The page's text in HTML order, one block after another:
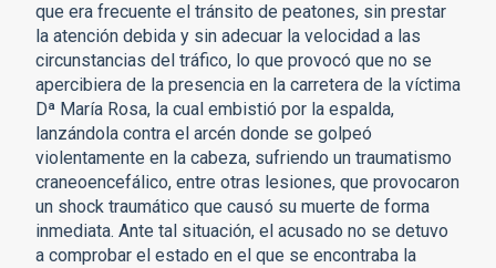
que era frecuente el tránsito de peatones, sin prestar
la atención debida y sin adecuar la velocidad a las
circunstancias del tráfico, lo que provocó que no se
apercibiera de la presencia en la carretera de la víctima
Dª María Rosa, la cual embistió por la espalda,
lanzándola contra el arcén donde se golpeó
violentamente en la cabeza, sufriendo un traumatismo
craneoencefálico, entre otras lesiones, que provocaron
un shock traumático que causó su muerte de forma
inmediata. Ante tal situación, el acusado no se detuvo
a comprobar el estado en el que se encontraba la